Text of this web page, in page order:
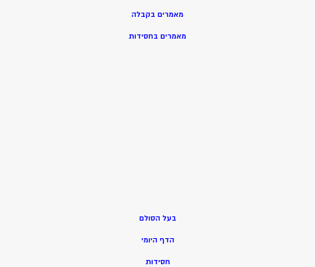
מאמרים בקבלה
מאמרים בחסידות
בעל הסולם
הדף היומי
חסידות